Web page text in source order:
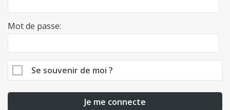
Mot de passe:
Se souvenir de moi ?
Je me connecte